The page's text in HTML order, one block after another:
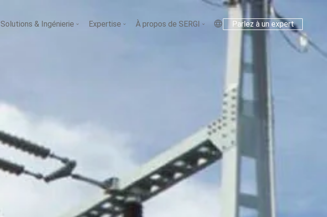
Solutions & Ingénierie Expertise À propos de SERGI Parlez à un expert